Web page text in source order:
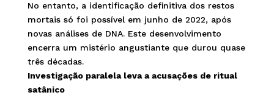
No entanto, a identificação definitiva dos restos
mortais só foi possível em junho de 2022, após
novas análises de DNA. Este desenvolvimento
encerra um mistério angustiante que durou quase
três décadas.
Investigação paralela leva a acusações de ritual
satânico